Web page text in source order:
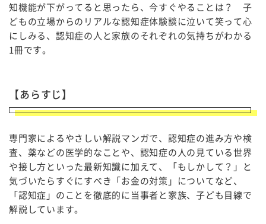
知機能が下がってると思ったら、今すぐやることは？ 子
どもの立場からのリアルな認知症体験談に泣いて笑って心
にしみる、認知症の人と家族のそれぞれの気持ちがわかる
1冊です。
【あらすじ】
専門家によるやさしい解説マンガで、認知症の進み方や検
査、薬などの医学的なことや、認知症の人の見ている世界
や接し方といった最新知識に加えて、「もしかして？」と
気づいたらすぐにすべき「お金の対策」についてなど、
「認知症」のことを徹底的に当事者と家族、子ども目線で
解説しています。